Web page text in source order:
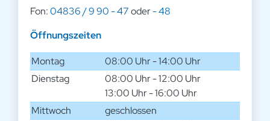
Fon:04836 / 9 90 - 47oder- 48
Öffnungszeiten
Montag
08:00 Uhr - 14:00 Uhr
Dienstag
08:00 Uhr - 12:00 Uhr
13:00 Uhr - 16:00 Uhr
Mittwoch
geschlossen